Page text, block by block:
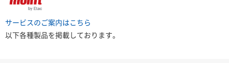
サービスのご案内はこちら
以下各種製品を掲載しております。